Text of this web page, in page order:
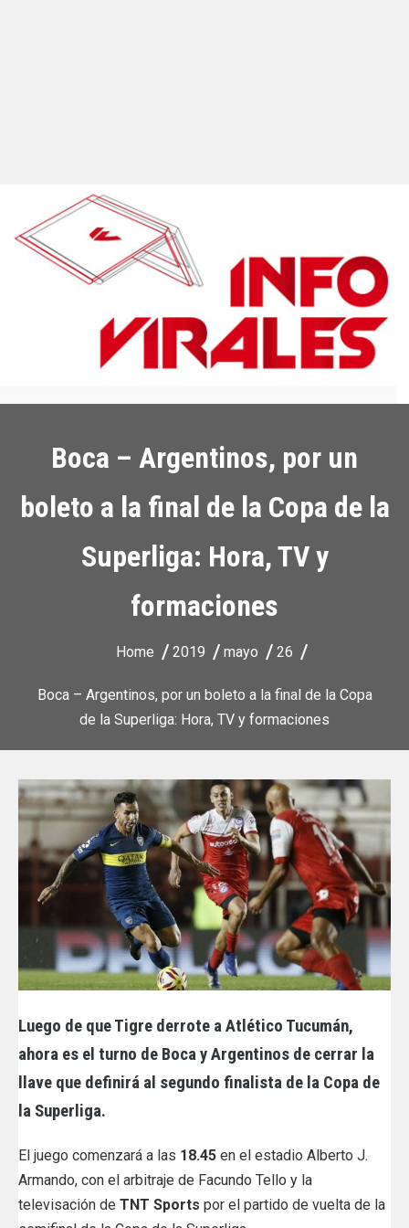
Boca – Argentinos, por un
boleto a la final de la Copa de la
Superliga: Hora, TV y
formaciones
Home 2019 mayo 26
Boca – Argentinos, por un boleto a la final de la Copa
de la Superliga: Hora, TV y formaciones
Luego de que Tigre derrote a Atlético Tucumán,
ahora es el turno de Boca y Argentinos de cerrar la
llave que definirá al segundo finalista de la Copa de
la Superliga.
El juego comenzará a las 18.45 en el estadio Alberto J.
Armando, con el arbitraje de Facundo Tello y la
televisación de TNT Sports por el partido de vuelta de la